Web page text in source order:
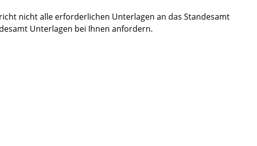
nicht alle erforderlichen Unterlagen an das Standesamt
Unterlagen bei Ihnen anfordern.